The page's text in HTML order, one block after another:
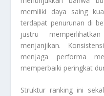
memiliki daya saing
terdapat penurunan di
justru
menjanjikan.
menjaga performa
memperbaiki peringkat
Struktur ranking ini